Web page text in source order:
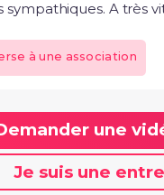
5
"Merci beaucoup
sympathiques. A très
à une association
une
Je suis une